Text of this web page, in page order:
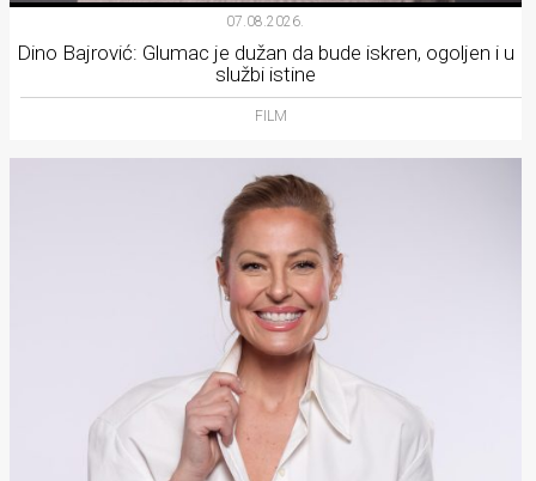
07.08.2026.
Dino Bajrović: Glumac je dužan da bude iskren, ogoljen i u
službi istine
FILM